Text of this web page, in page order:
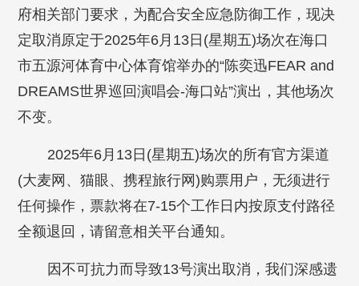
府相关部门要求，为配合安全应急防御工作，现决
定取消原定于2025年6月13日(星期五)场次在海口
市五源河体育中心体育馆举办的“陈奕迅FEAR and
DREAMS世界巡回演唱会-海口站”演出，其他场次
不变。
2025年6月13日(星期五)场次的所有官方渠道
(大麦网、猫眼、携程旅行网)购票用户，无须进行
任何操作，票款将在7-15个工作日内按原支付路径
全额退回，请留意相关平台通知。
因不可抗力而导致13号演出取消，我们深感遗